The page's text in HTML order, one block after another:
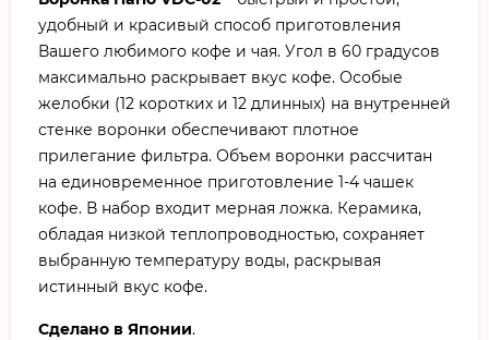
удобный и красивый способ приготовления
Вашего любимого кофе и чая. Угол в 60 градусов
максимально раскрывает вкус кофе. Особые
желобки (12 коротких и 12 длинных) на внутренней
стенке воронки обеспечивают плотное
прилегание фильтра. Объем воронки рассчитан
на единовременное приготовление 1-4 чашек
кофе. В набор входит мерная ложка. Керамика,
обладая низкой теплопроводностью, сохраняет
выбранную температуру воды, раскрывая
истинный вкус кофе.
Сделано в Японии.